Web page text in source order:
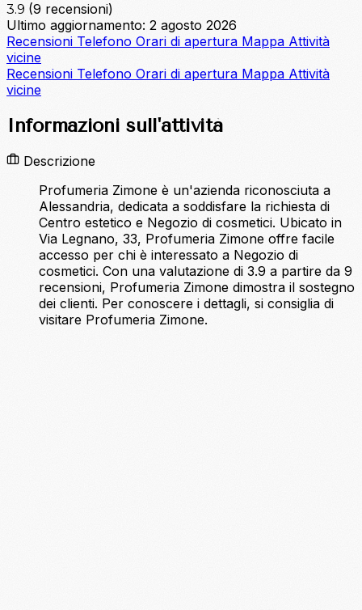
3.9 (9 recensioni)
Ultimo aggiornamento: 2 agosto 2026
Recensioni Telefono Orari di apertura Mappa Attività
vicine
Recensioni Telefono Orari di apertura Mappa Attività
vicine
Informazioni sull'attività
Descrizione
Profumeria Zimone è un'azienda riconosciuta a
Alessandria, dedicata a soddisfare la richiesta di
Centro estetico e Negozio di cosmetici. Ubicato in
Via Legnano, 33, Profumeria Zimone offre facile
accesso per chi è interessato a Negozio di
cosmetici. Con una valutazione di 3.9 a partire da 9
recensioni, Profumeria Zimone dimostra il sostegno
dei clienti. Per conoscere i dettagli, si consiglia di
visitare Profumeria Zimone.